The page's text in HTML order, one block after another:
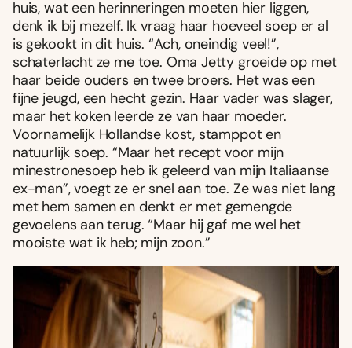
huis, wat een herinneringen moeten hier liggen,
denk ik bij mezelf. Ik vraag haar hoeveel soep er al
is gekookt in dit huis. “Ach, oneindig veel!”,
schaterlacht ze me toe. Oma Jetty groeide op met
haar beide ouders en twee broers. Het was een
fijne jeugd, een hecht gezin. Haar vader was slager,
maar het koken leerde ze van haar moeder.
Voornamelijk Hollandse kost, stamppot en
natuurlijk soep. “Maar het recept voor mijn
minestronesoep heb ik geleerd van mijn Italiaanse
ex-man”, voegt ze er snel aan toe. Ze was niet lang
met hem samen en denkt er met gemengde
gevoelens aan terug. “Maar hij gaf me wel het
mooiste wat ik heb; mijn zoon.”